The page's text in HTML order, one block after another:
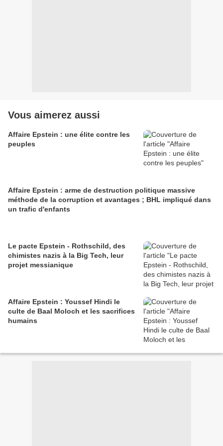
Vous aimerez aussi
Affaire Epstein : une élite contre les
peuples
Affaire Epstein : arme de destruction politique massive
méthode de la corruption et avantages ; BHL impliqué dans
un trafic d'enfants
Le pacte Epstein - Rothschild, des
chimistes nazis à la Big Tech, leur
projet messianique
Affaire Epstein : Youssef Hindi le
culte de Baal Moloch et les sacrifices
humains